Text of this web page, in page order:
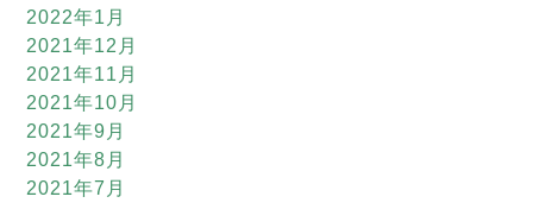
2022年1月
2021年12月
2021年11月
2021年10月
2021年9月
2021年8月
2021年7月